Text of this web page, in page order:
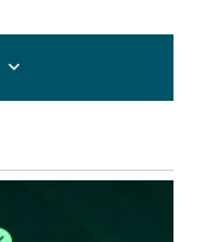
kirjautua